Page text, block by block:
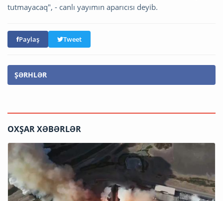
tutmayacaq", - canlı yayımın aparıcısı deyib.
Paylaş Tweet
ŞƏRHLƏR
OXŞAR XƏBƏRLƏR